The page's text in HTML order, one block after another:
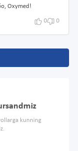
Oxymed!
0 0
kunning